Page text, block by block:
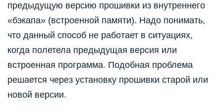
предыдущую версию прошивки из внутреннего
«бэкапа» (встроенной памяти). Надо понимать,
что данный способ не работает в ситуациях,
когда полетела предыдущая версия или
встроенная программа. Подобная проблема
решается через установку прошивки старой или
новой версии.